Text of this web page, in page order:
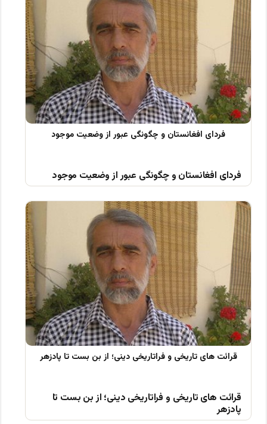
فردای افغانستان و چگونگی عبور از وضعیت موجود
قرائت های تاریخی و فراتاریخی دینی؛ از بن بست تا
پادزهر